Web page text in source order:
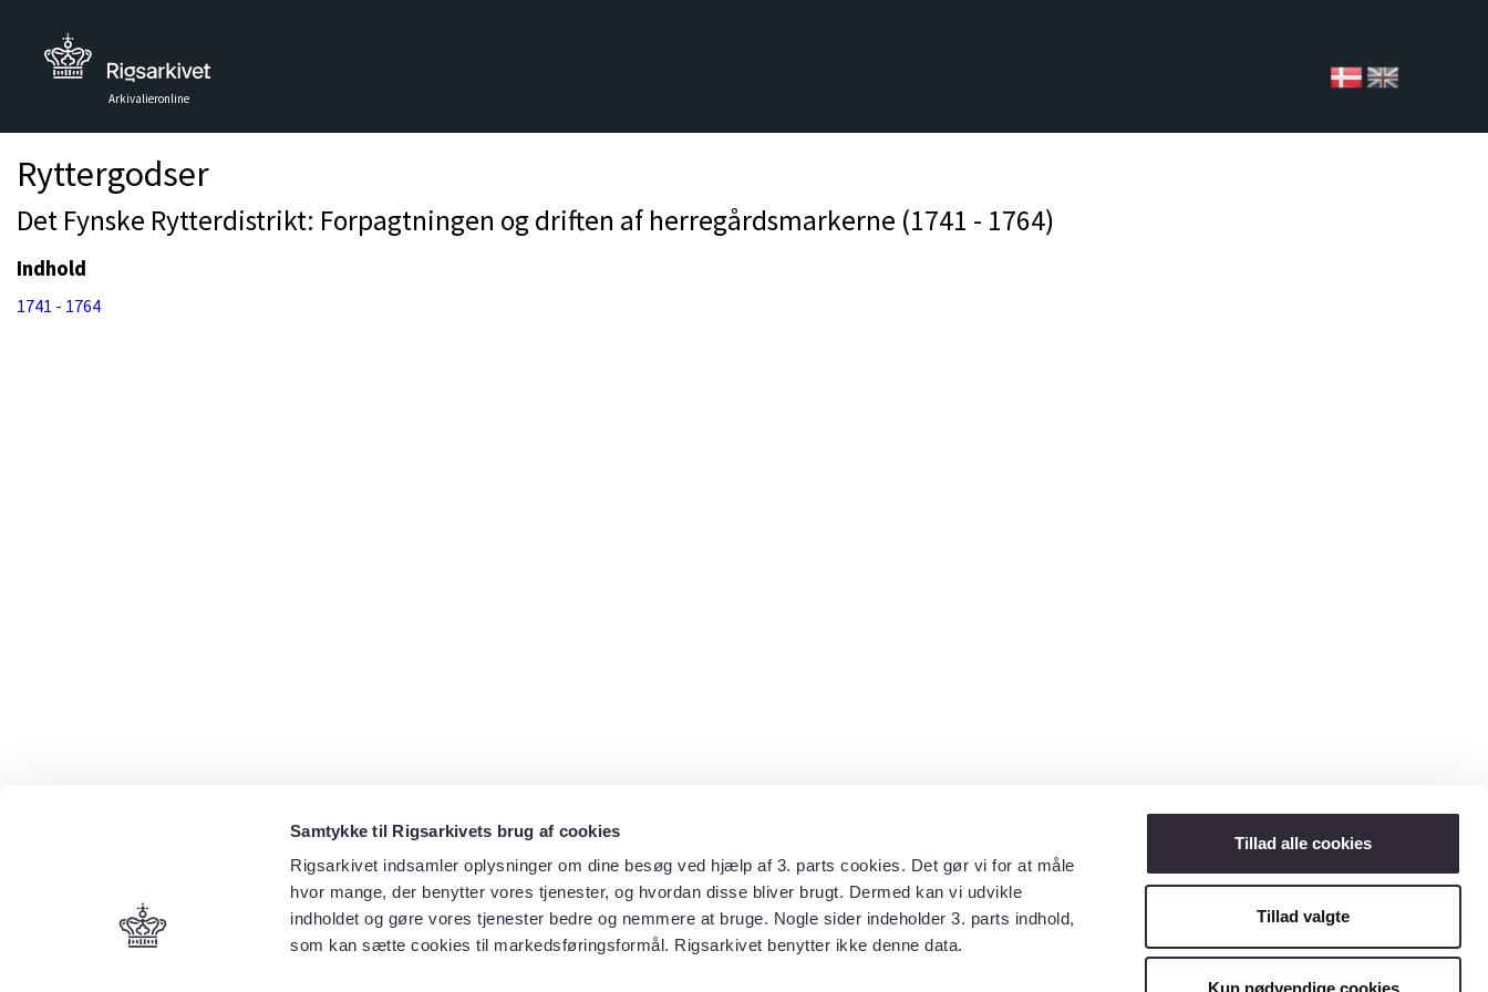
Samtykke til Rigsarkivets brug af cookies
Rigsarkivet indsamler oplysninger om dine besøg ved hjælp af 3. parts cookies. Det gør vi for at måle
hvor mange, der benytter vores tjenester, og hvordan disse bliver brugt. Dermed kan vi udvikle
indholdet og gøre vores tjenester bedre og nemmere at bruge. Nogle sider indeholder 3. parts indhold,
som kan sætte cookies til markedsføringsformål. Rigsarkivet benytter ikke denne data.
Tillad alle cookies
Tillad valgte
Kun nødvendige cookies
Arkivalieronline
Ryttergodser
Det Fynske Rytterdistrikt: Forpagtningen og driften af herregårdsmarkerne (1741 - 1764)
Indhold
1741 - 1764